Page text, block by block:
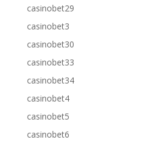
casinobet29
casinobet3
casinobet30
casinobet33
casinobet34
casinobet4
casinobet5
casinobet6